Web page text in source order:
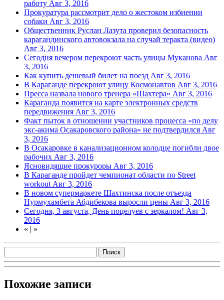
работу Авг 3, 2016
Прокуратура рассмотрит дело о жестоком избиении
собаки Авг 3, 2016
Общественник Руслан Лазута проверил безопасность
карагандинского автовокзала на случай теракта (видео)
Авг 3, 2016
Сегодня вечером перекроют часть улицы Муканова Авг
3, 2016
Как купить дешевый билет на поезд Авг 3, 2016
В Караганде перекроют улицу Космонавтов Авг 3, 2016
Пресса назвала нового тренера «Шахтера» Авг 3, 2016
Караганда появится на карте электронных средств
передвижения Авг 3, 2016
Факт пыток в отношении участников процесса «по делу
экс-акима Осакаровского района» не подтвердился Авг
3, 2016
В Осакаровке в канализационном колодце погибли двое
рабочих Авг 3, 2016
Ясновидящие прокуроры Авг 3, 2016
В Караганде пройдет чемпионат области по Street
workout Авг 3, 2016
В новом супермаркете Шахтинска после отъезда
Нурмухамбета Абдибекова выросли цены Авг 3, 2016
Сегодня, 3 августа, День поцелуев с зеркалом! Авг 3,
2016
« | »
Похожие записи